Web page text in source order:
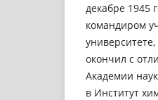
декабре 1945
командиром
окончил с
Академии
в Институт